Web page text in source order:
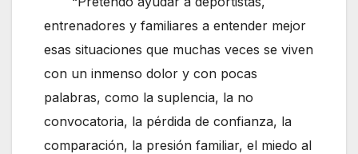
entrenadores y familiares a entender mejor
esas situaciones que muchas veces se viven
con un inmenso dolor y con pocas
palabras, como la suplencia, la no
convocatoria, la pérdida de confianza, la
comparación, la presión familiar, el miedo al